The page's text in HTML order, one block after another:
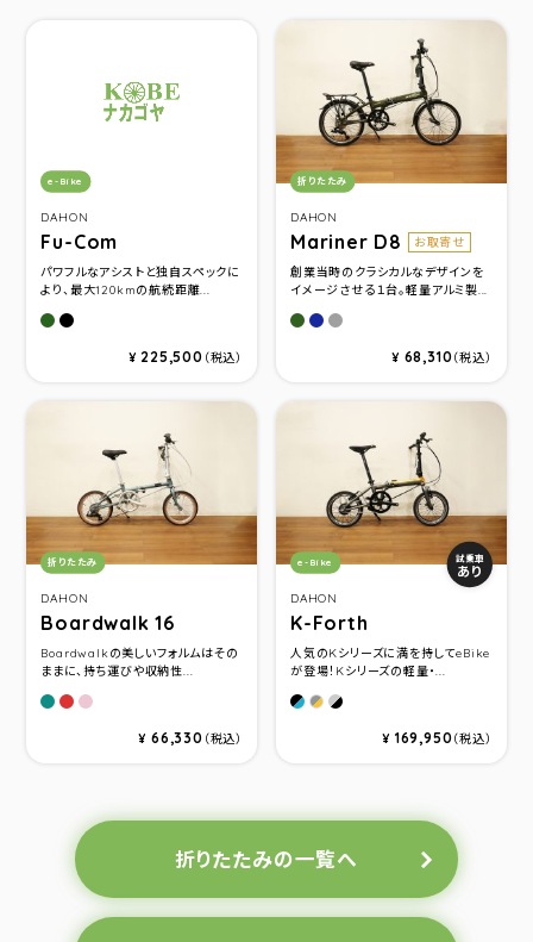
DAHON
Fu-Com
カテゴリ：
e-Bike
パワフルなアシストと独自スペックに
より、最大120kmの航続距離...
カーキ
マットブラック
¥ 225,500 （税込）
DAHON
Mariner D8 お取寄せ
カテゴリ：
折りたたみ
創業当時のクラシカルなデザインを
イメージさせる１台。軽量アルミ製...
Olive Drab
Ocean Navy
Gunmetal
¥ 68,310（税込）
DAHON
Boardwalk 16
カテゴリ：
折りたたみ
Boardwalkの美しいフォルムはその
ままに、持ち運びや収納性...
Matt Grayish Green
Matt Terrcotta
Pink Puff
¥ 66,330 （税込）
DAHON
K-Forth
カテゴリ：
e-Bike 試乗車
あり
人気のKシリーズに満を持してeBike
が登場！Kシリーズの軽量・...
Ocean Blue
Sunset Orange
Ice Breeze
¥ 169,950（税込）
折りたたみの一覧へ